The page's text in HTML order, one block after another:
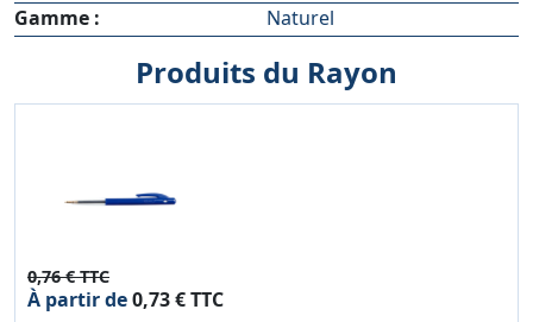
Gamme :
Naturel
Produits du Rayon
0,76 € TTC
À partir de0,73 € TTC